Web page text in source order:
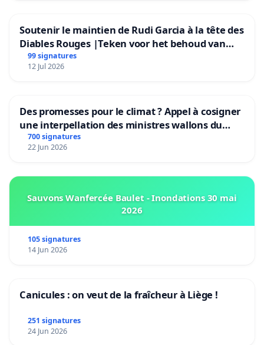
Soutenir le maintien de Rudi Garcia à la tête des
Diables Rouges |Teken voor het behoud van
Rudi Garcia als bondscoach
99 signatures
12 Jul 2026
Des promesses pour le climat ? Appel à cosigner
une interpellation des ministres wallons du
climat et de l’environnement.
700 signatures
22 Jun 2026
Sauvons Wanfercée Baulet - Inondations 30 mai
2026
105 signatures
14 Jun 2026
Canicules : on veut de la fraîcheur à Liège !
251 signatures
24 Jun 2026